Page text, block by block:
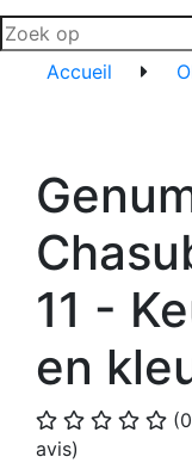
Accueil
11 -
en
(0
avis)